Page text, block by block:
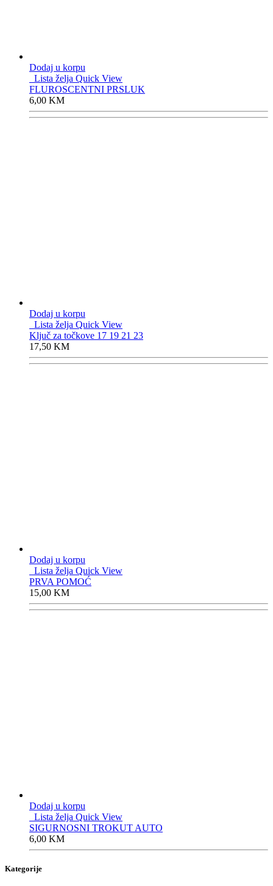
Dodaj u korpu
Lista želja Quick View
FLUROSCENTNI PRSLUK
6,00 KM
Dodaj u korpu
Lista želja Quick View
Ključ za točkove 17 19 21 23
17,50 KM
Dodaj u korpu
Lista želja Quick View
PRVA POMOĆ
15,00 KM
Dodaj u korpu
Lista želja Quick View
SIGURNOSNI TROKUT AUTO
6,00 KM
Kategorije